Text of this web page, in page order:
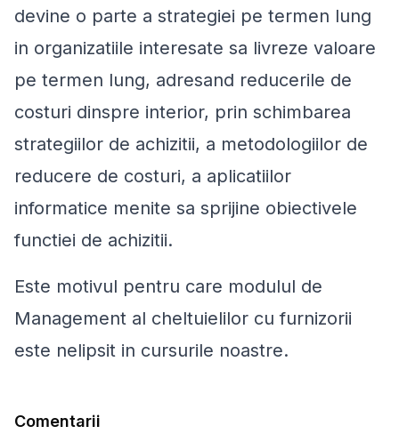
devine o parte a strategiei pe termen lung
in organizatiile interesate sa livreze valoare
pe termen lung, adresand reducerile de
costuri dinspre interior, prin schimbarea
strategiilor de achizitii, a metodologiilor de
reducere de costuri, a aplicatiilor
informatice menite sa sprijine obiectivele
functiei de achizitii.
Este motivul pentru care modulul de
Management al cheltuielilor cu furnizorii
este nelipsit in cursurile noastre.
Comentarii